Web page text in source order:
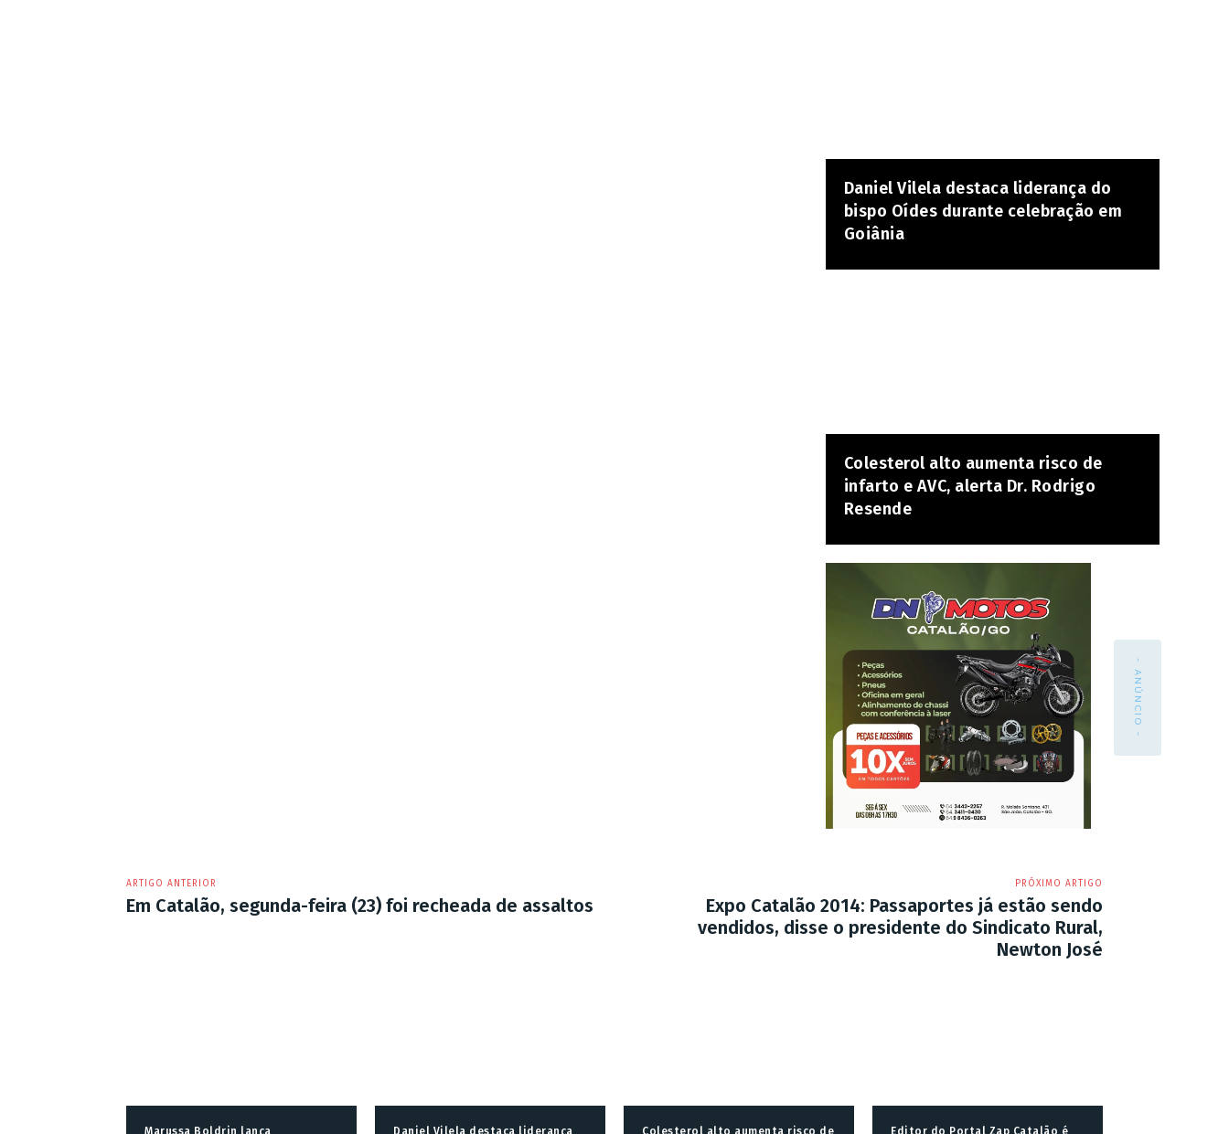
Daniel Vilela destaca liderança do
bispo Oídes durante celebração em
Goiânia
Colesterol alto aumenta risco de
infarto e AVC, alerta Dr. Rodrigo
Resende
- ANÚNCIO -
ARTIGO ANTERIOR
Em Catalão, segunda-feira (23) foi recheada de assaltos
PRÓXIMO ARTIGO
Expo Catalão 2014: Passaportes já estão sendo
vendidos, disse o presidente do Sindicato Rural,
Newton José
Marussa Boldrin lança Daniel Vilela destaca liderança Colesterol alto aumenta risco de Editor do Portal Zap Catalão é